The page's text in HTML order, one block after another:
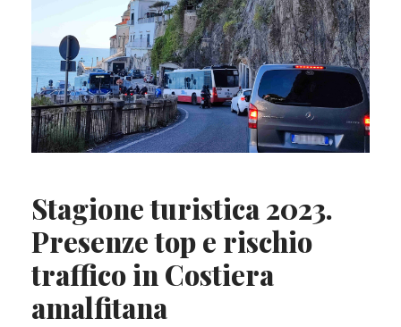
Stagione turistica 2023.
Presenze top e rischio
traffico in Costiera
amalfitana